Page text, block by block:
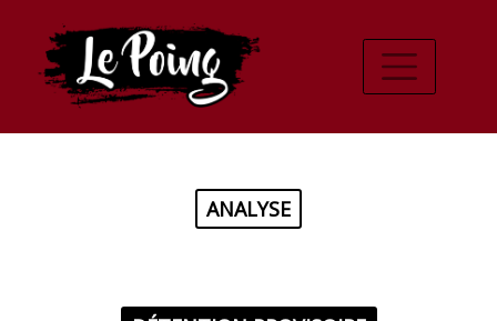
ANALYSE